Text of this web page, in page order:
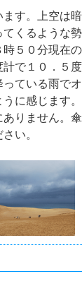
す。上空は暗
てくるような勢
時５０分現在の
で１０．５度
ている雨でオ
に感じます。
りません。傘
い。